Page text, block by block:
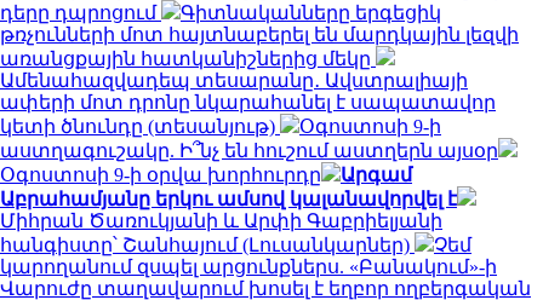
դերը դպրոցում
Գիտնականները երգեցիկ
թռչունների մոտ հայտնաբերել են մարդկային լեզվի
առանցքային հատկանիշներից մեկը
Ամենահազվադեպ տեսարանը․ Ավստրալիայի
ափերի մոտ դրոնը նկարահանել է սապատավոր
կետի ծնունդը (տեսանյութ)
Օգոստոսի 9-ի
աստղագուշակը. Ի՞նչ են հուշում աստղերն այսօր
Օգոստոսի 9-ի օրվա խորհուրդը
Արգամ
Աբրահամյանը երկու ամսով կալանավորվել է
Միհրան Ծառուկյանի և Արփի Գաբրիելյանի
հանգիստը՝ Շանհայում (Լուսանկարներ)
Չեմ
կարողանում զսպել արցունքներս. «Բանակում»-ի
Վարուժը տաղավարում խոսել է եղբոր ողբերգական